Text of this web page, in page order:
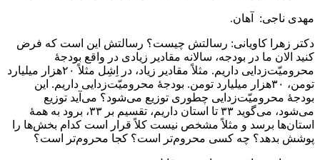
مهدی ناجی: آهان.
دکتر زهرا کاویانی: رسالتش چیست؟ رسالتش این است که فرض
کنید الان ما در بودجه، سالانه مقادیر زیادی در واقع بودجۀ
محرومیّت‌زدایی داریم. مثلاً مقادیر زیاد، در اِشِل مثلاً ۲۰هزار میلیارد
تومن، ۳۰هزار میلیارد تومن. بودجۀ محرومیّت‌زدایی داریم. این
بودجۀ محرومیّت‌زدایی چطوری توزیع می‌شود؟ می‌آید توزیع
می‌شود، می‌گوید ۳۳ تا استان داریم، تقسیم بر ۳۳، برود به همۀ
استان‌ها برسد و مثلاً مشخص نیست کلاً قرار است کدام بخش‌ها را
پوشش بدهد؟ چه کسی محروم‌تر است؟ کجا محروم‌تر است؟